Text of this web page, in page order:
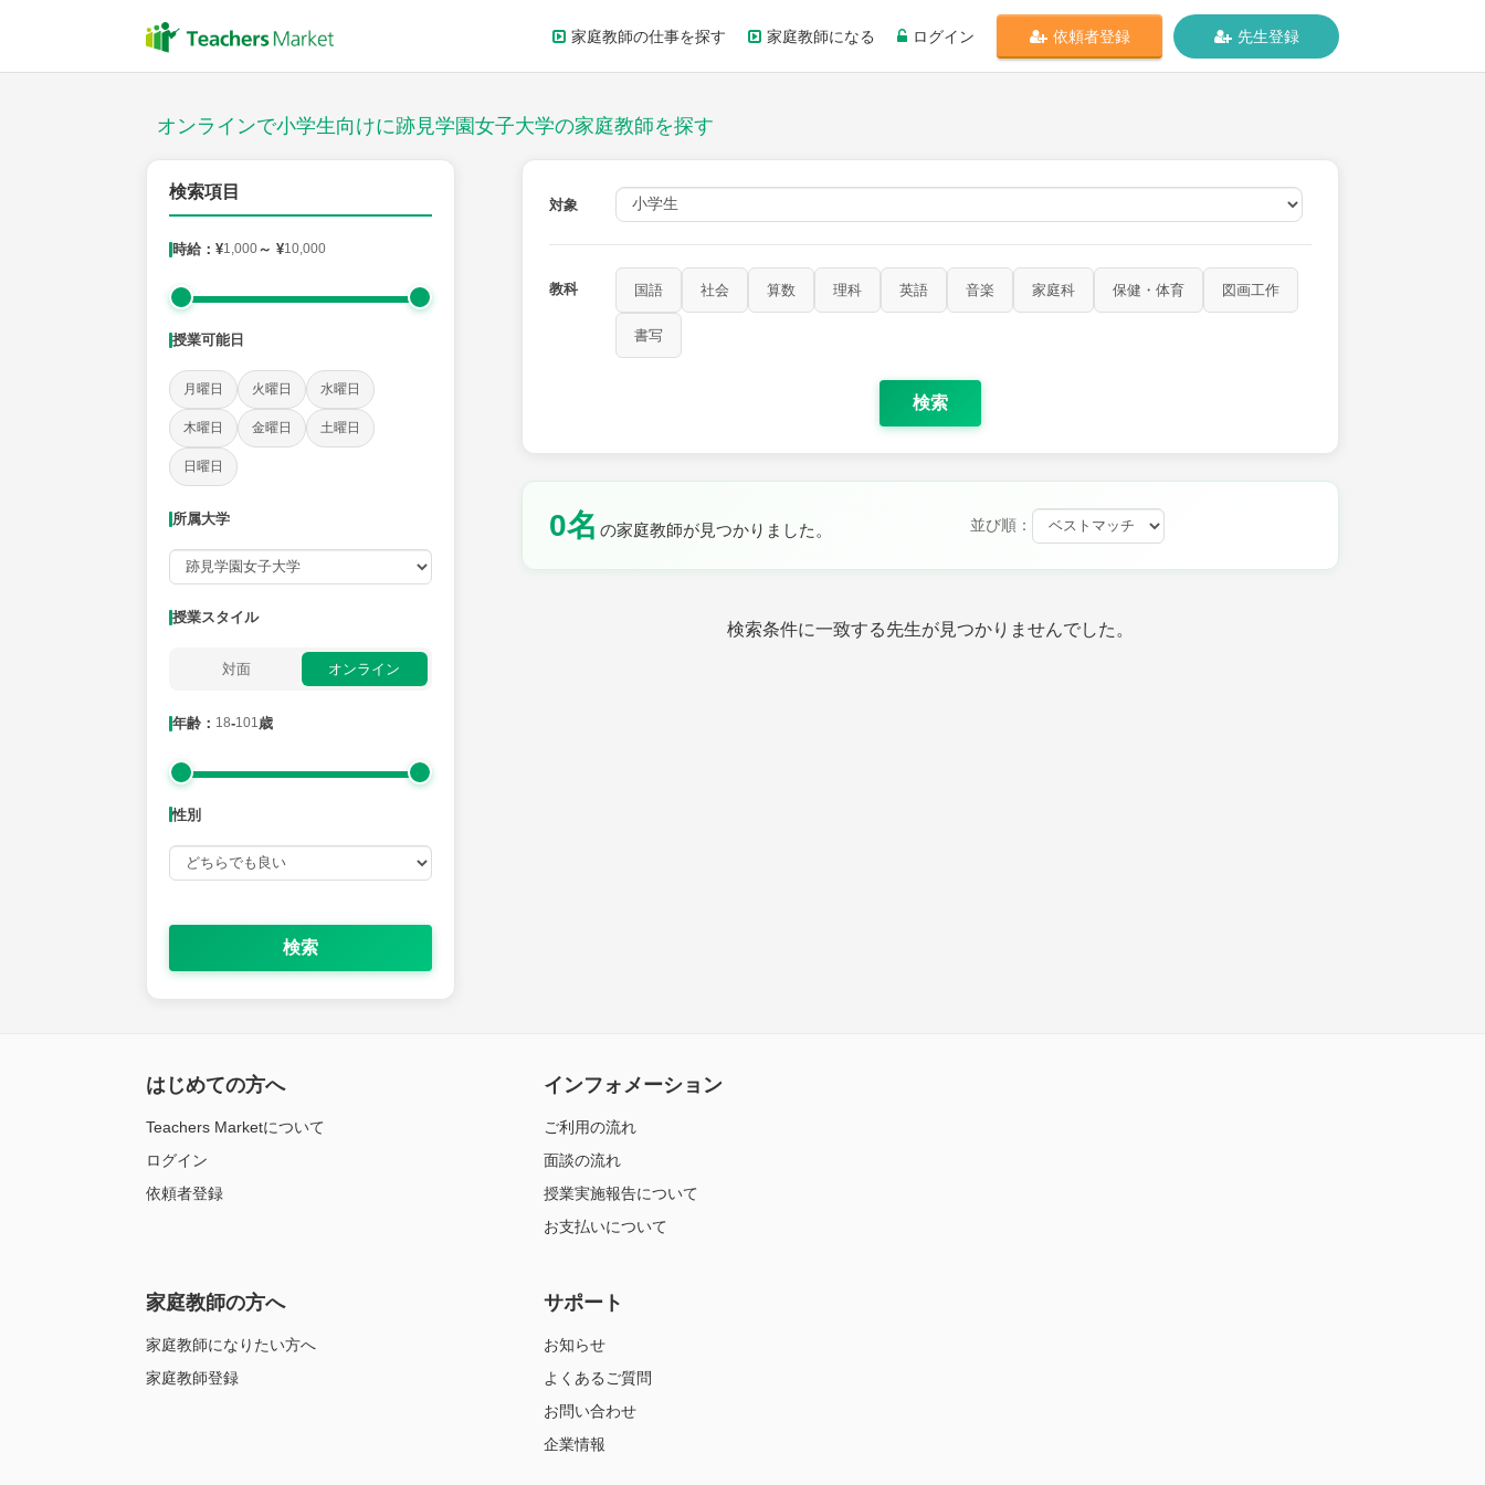
家庭教師の仕事を探す 家庭教師になる ログイン 依頼者登録 先生登録
オンラインで小学生向けに跡見学園女子大学の家庭教師を探す
検索項目
時給：¥1,000～ ¥10,000
授業可能日
月曜日 火曜日 水曜日
木曜日 金曜日 土曜日
日曜日
所属大学
授業スタイル
対面 オンライン
年齢： 18-101歳
性別
検索
対象
教科 国語 社会 算数 理科 英語 音楽 家庭科 保健・体育 図画工作
書写
検索
0名 の家庭教師が見つかりました。 並び順：
検索条件に一致する先生が見つかりませんでした。
授業スタイル
社会 保健・体育 図画工作 書写
時給：¥1,000 ～ ¥10,000
授業可能日
火曜日 土曜日 日曜日
所属大学
はじめての方へ
Teachers Marketについて
ログイン
依頼者登録
インフォメーション
ご利用の流れ
面談の流れ
授業実施報告について
お支払いについて
家庭教師の方へ
家庭教師になりたい方へ
家庭教師登録
サポート
お知らせ
よくあるご質問
お問い合わせ
企業情報